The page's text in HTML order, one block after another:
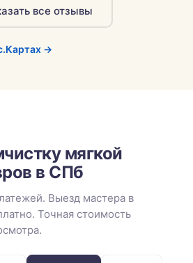
все отзывы
→
мягкой
в СПб
Выезд мастера в
Точная стоимость